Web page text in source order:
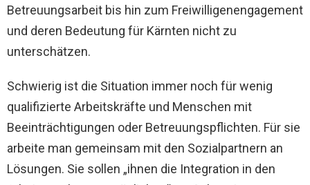
Betreuungsarbeit bis hin zum Freiwilligenengagement
und deren Bedeutung für Kärnten nicht zu
unterschätzen.
Schwierig ist die Situation immer noch für wenig
qualifizierte Arbeitskräfte und Menschen mit
Beeinträchtigungen oder Betreuungspflichten. Für sie
arbeite man gemeinsam mit den Sozialpartnern an
Lösungen. Sie sollen „ihnen die Integration in den